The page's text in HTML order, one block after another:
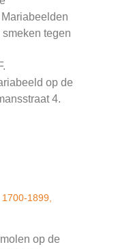
tegen
op de
4.
1700-1899
op de